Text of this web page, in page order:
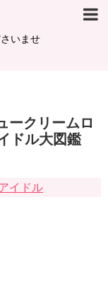
いませ
ークリームロ
ドル大図鑑
イドル